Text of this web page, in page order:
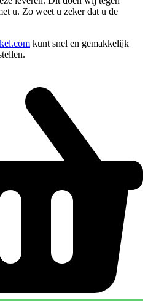
u. Zo weet u zeker dat u de
kunt snel en gemakkelijk